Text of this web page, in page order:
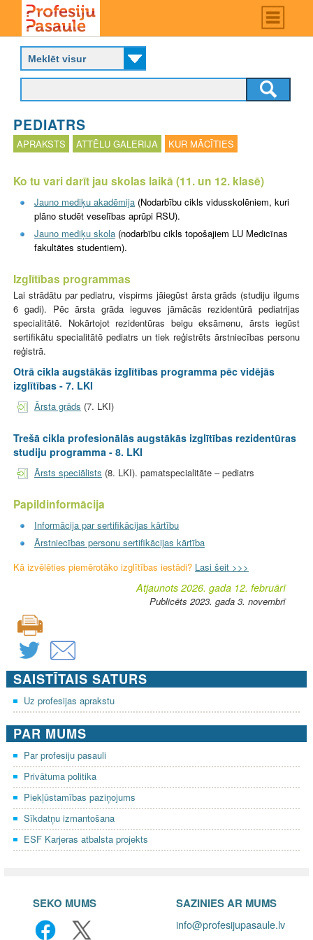
main
content
Main
menu
P
o
f
e
i
j
u
a
s
a
l
PEDIATRS
APRAKSTS ATTĒLU GALERIJA KUR MĀCĪTIES
Ko tu vari darīt jau skolas laikā (11. un 12. klasē)
Jauno mediķu akadēmija (Nodarbību cikls vidusskolēniem, kuri
plāno studēt veselības aprūpi RSU).
Jauno mediķu skola (nodarbību cikls topošajiem LU Medicīnas
fakultātes studentiem).
Izglītības programmas
Lai strādātu par pediatru, vispirms jāiegūst ārsta grāds (studiju ilgums
6 gadi). Pēc ārsta grāda ieguves jāmācās rezidentūrā pediatrijas
specialitātē. Nokārtojot rezidentūras beigu eksāmenu, ārsts iegūst
sertifikātu specialitātē pediatrs un tiek reģistrēts ārstniecības personu
reģistrā.
Otrā cikla augstākās izglītības programma pēc vidējās
izglītības - 7. LKI
Ārsta grāds (7. LKI)
Trešā cikla profesionālās augstākās izglītības rezidentūras
studiju programma - 8. LKI
Ārsts speciālists (8. LKI). pamatspecialitāte – pediatrs
Papildinformācija
Informācija par sertifikācijas kārtību
Ārstniecības personu sertifikācijas kārtība
Kā izvēlēties piemērotāko izglītības iestādi? Lasi šeit >>>
Atjaunots 2026. gada 12. februārī
Publicēts 2023. gada 3. novembrī
SAISTĪTAIS SATURS
Uz profesijas aprakstu
PAR MUMS
Par profesiju pasauli
Privātuma politika
Piekļūstamības paziņojums
Sīkdatņu izmantošana
ESF Karjeras atbalsta projekts
SEKO MUMS SAZINIES AR MUMS
info@profesijupasaule.lv